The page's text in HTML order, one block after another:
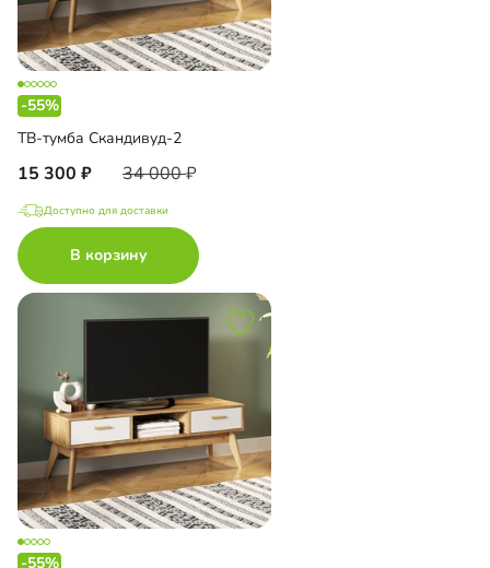
-55%
ТВ-тумба Скандивуд-2
15 300 34 000
Доступно для доставки
В корзину
-55%